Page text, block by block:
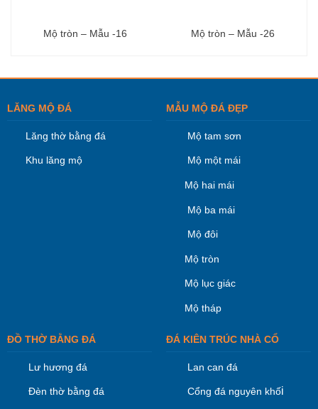
Mộ tròn – Mẫu -16 Mộ tròn – Mẫu -26
LĂNG MỘ ĐÁ
Lăng thờ bằng đá
Khu lăng mộ
MẪU MỘ ĐÁ ĐẸP
Mộ tam sơn
Mộ một mái
Mộ hai mái
Mộ ba mái
Mộ đôi
Mộ tròn
Mộ lục giác
Mộ tháp
ĐỒ THỜ BẰNG ĐÁ
Lư hương đá
Đèn thờ bằng đá
ĐÁ KIÊN TRÚC NHÀ CỔ
Lan can đá
Cổng đá nguyên khối